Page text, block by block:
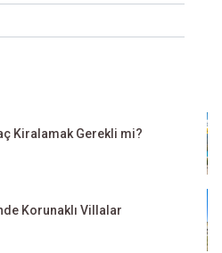
Kiralamak Gerekli mi?
Korunaklı Villalar